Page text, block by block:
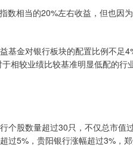
数相当的20%左右收益，但也因
基金对银行板块的配置比例不足
相较业绩比较基准明显低配的行
个股数量超过30只，不仅总市值
过5%，贵阳银行涨幅超过3%，